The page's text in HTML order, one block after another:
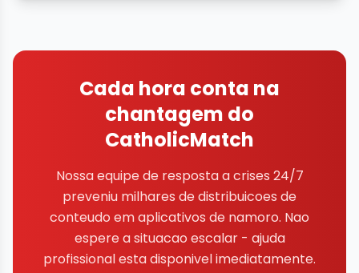
Cada hora conta na
chantagem do
CatholicMatch
Nossa equipe de resposta a crises 24/7
preveniu milhares de distribuicoes de
conteudo em aplicativos de namoro. Nao
espere a situacao escalar - ajuda
profissional esta disponivel imediatamente.